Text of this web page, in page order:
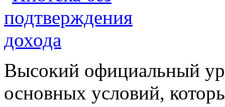
Высокий официальный
основных условий,